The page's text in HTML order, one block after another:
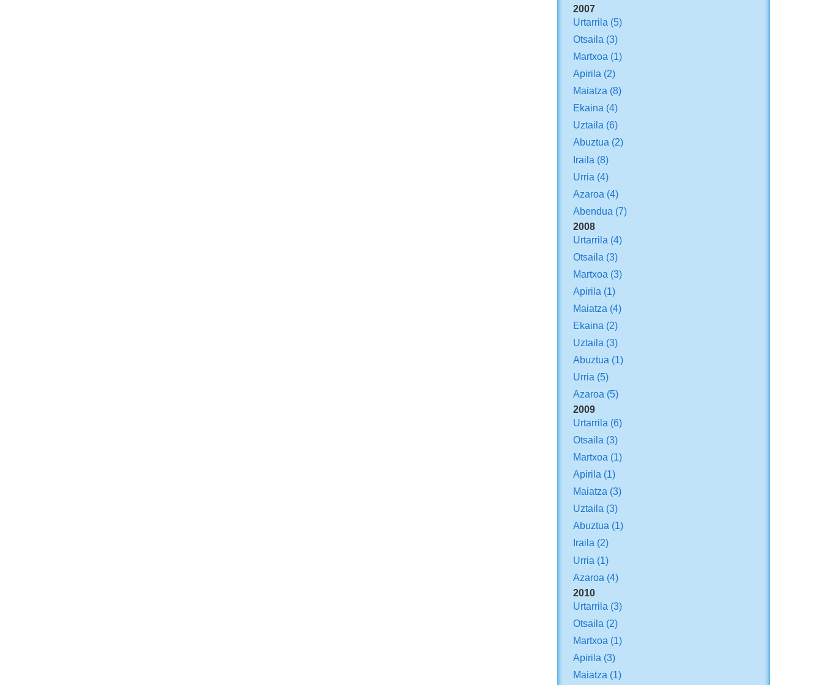
2007
Urtarrila (5)
Otsaila (3)
Martxoa (1)
Apirila (2)
Maiatza (8)
Ekaina (4)
Uztaila (6)
Abuztua (2)
Iraila (8)
Urria (4)
Azaroa (4)
Abendua (7)
2008
Urtarrila (4)
Otsaila (3)
Martxoa (3)
Apirila (1)
Maiatza (4)
Ekaina (2)
Uztaila (3)
Abuztua (1)
Urria (5)
Azaroa (5)
2009
Urtarrila (6)
Otsaila (3)
Martxoa (1)
Apirila (1)
Maiatza (3)
Uztaila (3)
Abuztua (1)
Iraila (2)
Urria (1)
Azaroa (4)
2010
Urtarrila (3)
Otsaila (2)
Martxoa (1)
Apirila (3)
Maiatza (1)